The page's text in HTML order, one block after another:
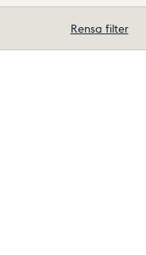
Rensa filter